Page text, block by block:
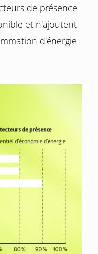
de présence
et n'ajoutent
d'énergie